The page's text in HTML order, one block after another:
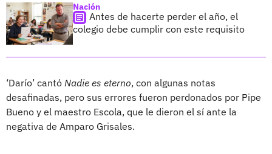
Nación
Antes de hacerte perder el año, el
colegio debe cumplir con este requisito
‘Darío’ cantó Nadie es eterno, con algunas notas
desafinadas, pero sus errores fueron perdonados por Pipe
Bueno y el maestro Escola, que le dieron el sí ante la
negativa de Amparo Grisales.